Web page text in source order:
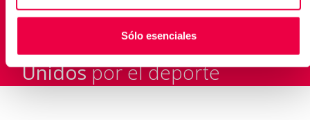
Sólo esenciales
Unidospor el deporte